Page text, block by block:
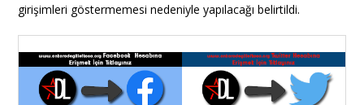
girişimleri göstermemesi nedeniyle yapılacağı belirtildi.